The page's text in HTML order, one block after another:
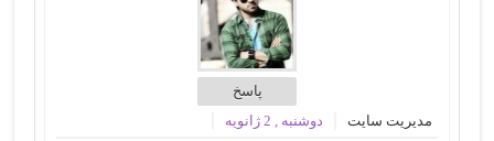
پاسخ
مدیریت سایت
دوشنبه , 2 ژانویه